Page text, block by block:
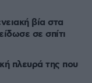
βία στα
σε σπίτι
πλευρά της που